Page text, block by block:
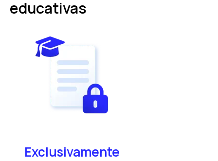
educativas
Exclusivamente